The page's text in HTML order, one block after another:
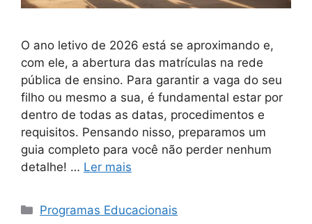
O ano letivo de 2026 está se aproximando e,
com ele, a abertura das matrículas na rede
pública de ensino. Para garantir a vaga do seu
filho ou mesmo a sua, é fundamental estar por
dentro de todas as datas, procedimentos e
requisitos. Pensando nisso, preparamos um
guia completo para você não perder nenhum
detalhe! … Ler mais
Categorias
Programas Educacionais